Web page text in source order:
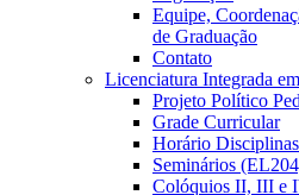
Equipe,
de Graduação
Contato
Licenciatura Integrada
Projeto Político
Grade Curricular
Horário
Seminários
Colóquios II, III e